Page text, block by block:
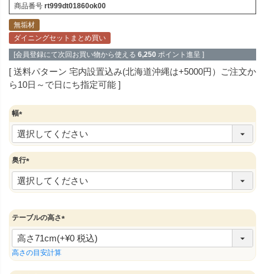
商品番号 rt999dt01860ok00
無垢材
ダイニングセットまとめ買い
[会員登録にて次回お買い物から使える 6,250 ポイント進呈 ]
送料パターン 宅内設置込み(北海道沖縄は+5000円）ご注文か
ら10日～で日にち指定可能
幅
(
必
須
)
奥行
(
必
須
テーブルの高さ
(
必
)
高さの目安計算